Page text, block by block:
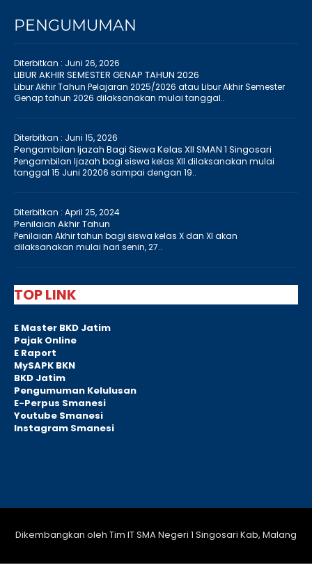
PENGUMUMAN
Diterbitkan : Juni 26, 2026
LIBUR AKHIR SEMESTER GENAP TAHUN 2026
Libur Akhir Tahun Pelajaran 2025/2026 atau Libur Akhir Semester
Genap tahun 2026 dilaksanakan mulai tanggal..
Diterbitkan : Juni 15, 2026
Pengambilan Ijazah Bagi Siswa Kelas XII SMAN 1 Singosari
Pengambilan Ijazah bagi siswa kelas XII dilaksanakan mulai
tanggal 15 Juni 20206 sampai dengan 19..
Diterbitkan : April 25, 2024
Penilaian Akhir Tahun
Penilaian Akhir tahun bagi siswa kelas X dan XI akan
dilaksanakan mulai hari senin, 27..
TOP LINK
E Master BKD Jatim
Pajak Online
E Raport
MySAPK BKN
BKD Jatim
Pengumuman Kelulusan
E-Perpus Smanesi
Youtube Smanesi
Instagram Smanesi
Dikembangkan oleh Tim IT SMA Negeri 1 Singosari Kab, Malang